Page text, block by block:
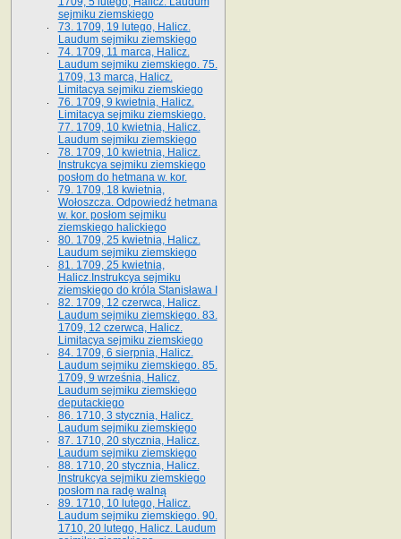
sejmiku ziemskiego
73. 1709, 19 lutego, Halicz.
Laudum sejmiku ziemskiego
74. 1709, 11 marca, Halicz.
Laudum sejmiku ziemskiego. 75.
1709, 13 marca, Halicz.
Limitacya sejmiku ziemskiego
76. 1709, 9 kwietnia, Halicz.
Limitacya sejmiku ziemskiego.
77. 1709, 10 kwietnia, Halicz.
Laudum sejmiku ziemskiego
78. 1709, 10 kwietnia, Halicz.
Instrukcya sejmiku ziemskiego
posłom do hetmana w. kor.
79. 1709, 18 kwietnia,
Wołoszcza. Odpowiedź hetmana
w. kor. posłom sejmiku
ziemskiego halickiego
80. 1709, 25 kwietnia, Halicz.
Laudum sejmiku ziemskiego
81. 1709, 25 kwietnia,
Halicz.Instrukcya sejmiku
ziemskiego do króla Stanisława I
82. 1709, 12 czerwca, Halicz.
Laudum sejmiku ziemskiego. 83.
1709, 12 czerwca, Halicz.
Limitacya sejmiku ziemskiego
84. 1709, 6 sierpnia, Halicz.
Laudum sejmiku ziemskiego. 85.
1709, 9 września, Halicz.
Laudum sejmiku ziemskiego
deputackiego
86. 1710, 3 stycznia, Halicz.
Laudum sejmiku ziemskiego
87. 1710, 20 stycznia, Halicz.
Laudum sejmiku ziemskiego
88. 1710, 20 stycznia, Halicz.
Instrukcya sejmiku ziemskiego
posłom na radę walną
89. 1710, 10 lutego, Halicz.
Laudum sejmiku ziemskiego. 90.
1710, 20 lutego, Halicz. Laudum